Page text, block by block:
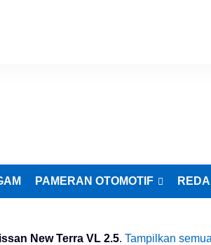
PAMERAN OTOMOTIF
New Terra VL 2.5. Tampilkan